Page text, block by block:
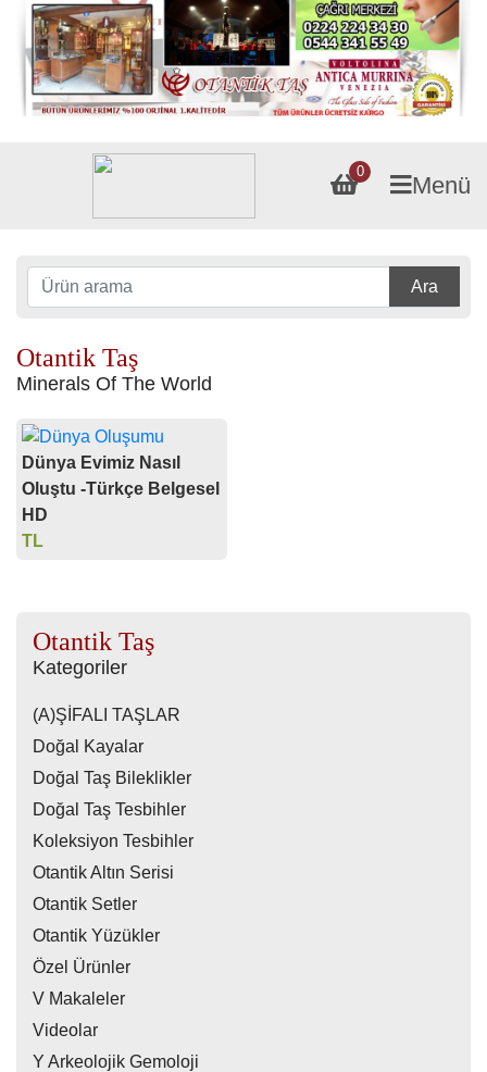
0
Menü
Ara
Otantik Taş
Minerals Of The World
Dünya Evimiz Nasıl
Oluştu -Türkçe Belgesel
HD
TL
Otantik Taş
Kategoriler
(A)ŞİFALI TAŞLAR
Doğal Kayalar
Doğal Taş Bileklikler
Doğal Taş Tesbihler
Koleksiyon Tesbihler
Otantik Altın Serisi
Otantik Setler
Otantik Yüzükler
Özel Ürünler
V Makaleler
Videolar
Y Arkeolojik Gemoloji